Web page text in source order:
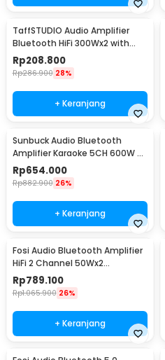
TaffSTUDIO Audio Amplifier
Bluetooth HiFi 300Wx2 with
Remote Control - BT-198E
Rp208.800
Rp286.900 28%
+ Keranjang
Sunbuck Audio Bluetooth
Amplifier Karaoke 5CH 600W -
AV-608BT
Rp654.000
Rp882.900 26%
+ Keranjang
Fosi Audio Bluetooth Amplifier
HiFi 2 Channel 50Wx2
TPA3116D2 - BT10A
Rp789.100
Rp1.065.900 26%
+ Keranjang